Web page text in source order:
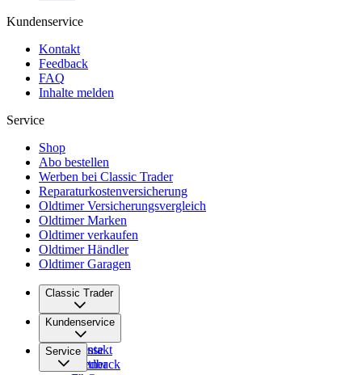
Kundenservice
Kontakt
Feedback
FAQ
Inhalte melden
Service
Shop
Abo bestellen
Werben bei Classic Trader
Reparaturkostenversicherung
Oldtimer Versicherungsvergleich
Oldtimer Marken
Oldtimer verkaufen
Oldtimer Händler
Oldtimer Garagen
Classic Trader
Über uns
Karriere
Presse
Partner
Kundenservice
Kontakt
Feedback
Service